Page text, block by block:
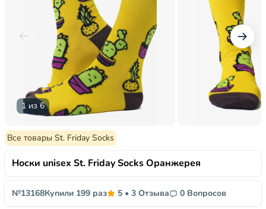
1 из 6
Все товары St. Friday Socks
Носки unisex St. Friday Socks Оранжерея
№13168Купили 199 раз 5 • 3 Отзыва 0 Вопросов